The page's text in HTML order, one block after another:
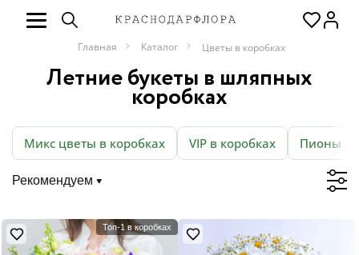
Главная Каталог Цветы в коробках
Летние букеты в шляпных
коробках
Микс цветы в коробках VIP в коробках Пионы в
Рекомендуем
Топ-1 в коробках